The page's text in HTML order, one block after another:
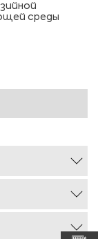
среды